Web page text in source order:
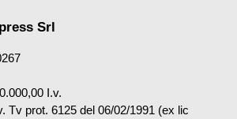
Srl
I.v.
Tv prot. 6125 del 06/02/1991 (ex lic